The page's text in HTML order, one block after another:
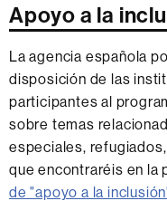
Apoyo a la
La agencia española
disposición de las
participantes al
sobre temas
especiales,
que encontraréis en la
de "apoyo a la